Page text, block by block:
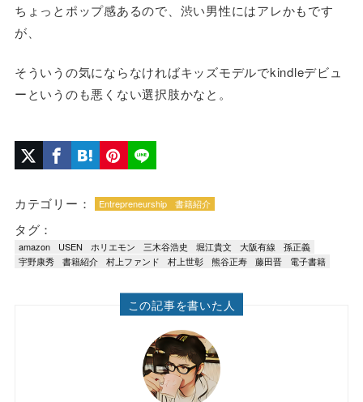
ちょっとポップ感あるので、渋い男性にはアレかもです
が、
そういうの気にならなければキッズモデルでkindleデビュ
ーというのも悪くない選択肢かなと。
カテゴリー： Entrepreneurship 書籍紹介
タグ：
amazon USEN ホリエモン 三木谷浩史 堀江貴文 大阪有線
孫正義
宇野康秀
書籍紹介 村上ファンド 村上世彰 熊谷正寿 藤田晋 電子書籍
この記事を書いた人